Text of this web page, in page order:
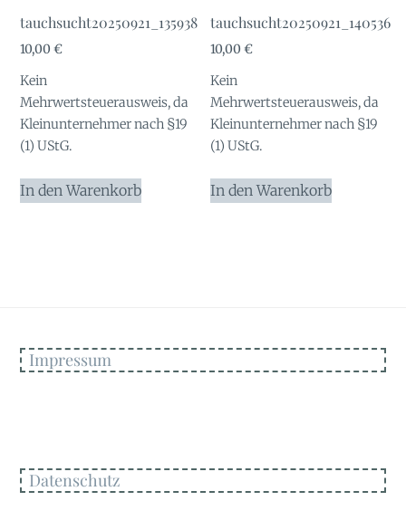
tauchsucht20250921_135938
10,00€
Kein
Mehrwertsteuerausweis, da
Kleinunternehmer nach §19
(1) UStG.
In den Warenkorb
tauchsucht20250921_140536
10,00€
Kein
Mehrwertsteuerausweis, da
Kleinunternehmer nach §19
(1) UStG.
In den Warenkorb
Impressum
Datenschutz